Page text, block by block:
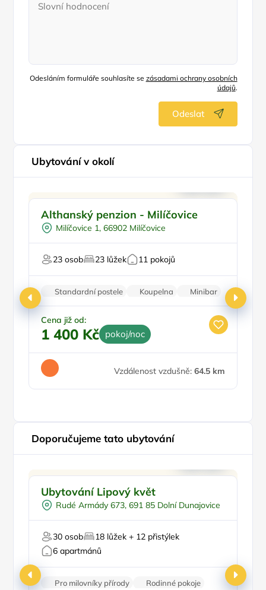
Odesláním formuláře souhlasíte se zásadami ochrany osobních
údajů.
Odeslat
Ubytování v okolí
Snídaně
Pro turisty
Althanský penzion - Milíčovice
Milíčovice 1, 66902 Milíčovice
23 osob 23 lůžek 11 pokojů
Standardní postele Koupelna
Minibar
Parkování zdarma
Cena již od:
1 400 Kč pokoj/noc
Vzdálenost vzdušně: 64.5 km
Doporučujeme tato ubytování
Dětská postýlka
Venkovní gril
Zimní zahrada
Pro milovníky vína
Ubytování Lipový květ
Rudé Armády 673, 691 85 Dolní Dunajovice
30 osob
18 lůžek + 12 přistýlek
6 apartmánů
Pro milovníky přírody
Rodinné pokoje